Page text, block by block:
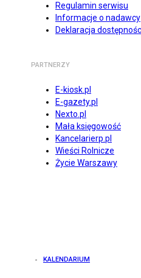
Regulamin serwisu
Informacje o nadawcy
Deklaracja
PARTNERZY
E-kiosk.pl
E-gazety.pl
Nexto.pl
Mała księgowość
Kancelarierp.pl
Wieści Rolnicze
Życie Warszawy
KALENDARIUM